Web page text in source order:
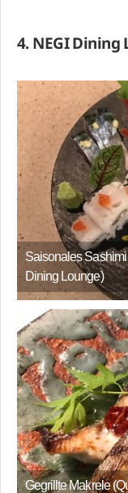
4. NEGI Dining
Saisonales
Dining Lounge)
Gegrillte Makrele